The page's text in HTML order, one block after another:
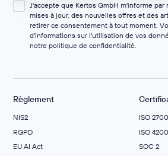
J'accepte que Kertos GmbH m'informe
mises à jour, des nouvelles offres et des
retirer ce consentement à tout moment.
d'informations sur l'utilisation de vos
notre politique de confidentialité.
Règlement
NIS2
RGPD
EU AI Act
ISO
ISO
SOC 2